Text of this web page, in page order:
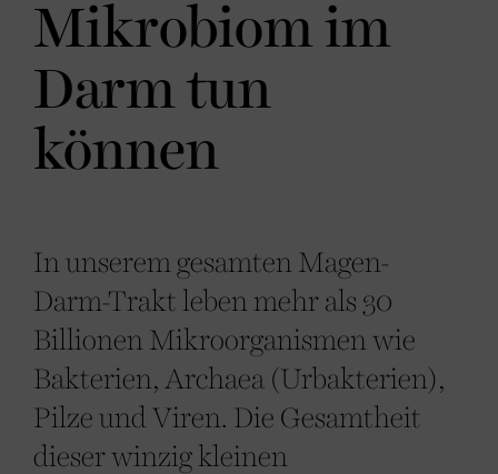
Mikrobiom im
Darm tun
können
In unserem gesamten Magen-
Darm-Trakt leben mehr als 30
Billionen Mikroorganismen wie
Bakterien, Archaea (Urbakterien),
Pilze und Viren. Die Gesamtheit
dieser winzig kleinen